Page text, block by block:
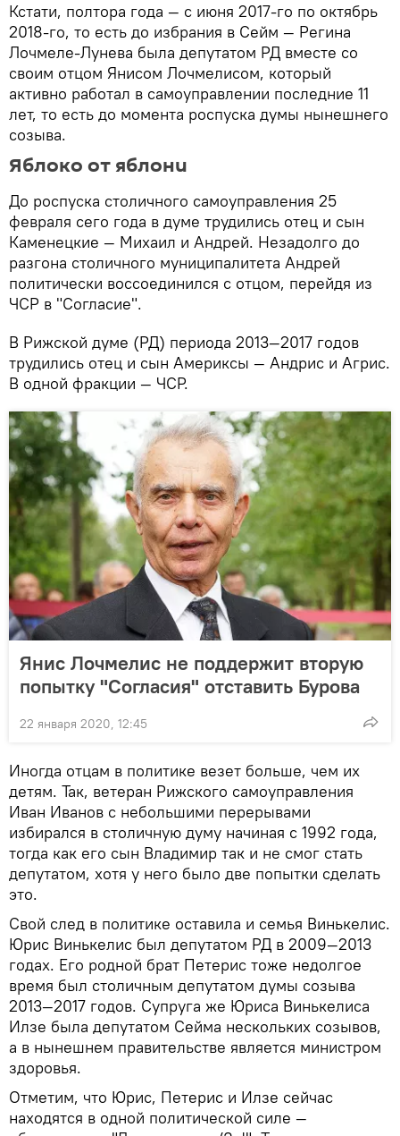
Кстати, полтора года — с июня 2017-го по октябрь
2018-го, то есть до избрания в Сейм — Регина
Лочмеле-Лунева была депутатом РД вместе со
своим отцом Янисом Лочмелисом, который
активно работал в самоуправлении последние 11
лет, то есть до момента роспуска думы нынешнего
созыва.
Яблоко от яблони
До роспуска столичного самоуправления 25
февраля сего года в думе трудились отец и сын
Каменецкие — Михаил и Андрей. Незадолго до
разгона столичного муниципалитета Андрей
политически воссоединился с отцом, перейдя из
ЧСР в "Согласие".
В Рижской думе (РД) периода 2013—2017 годов
трудились отец и сын Америксы — Андрис и Агрис.
В одной фракции — ЧСР.
Янис Лочмелис не поддержит вторую
попытку "Согласия" отставить Бурова
22 января 2020, 12:45
Иногда отцам в политике везет больше, чем их
детям. Так, ветеран Рижского самоуправления
Иван Иванов с небольшими перерывами
избирался в столичную думу начиная с 1992 года,
тогда как его сын Владимир так и не смог стать
депутатом, хотя у него было две попытки сделать
это.
Свой след в политике оставила и семья Винькелис.
Юрис Винькелис был депутатом РД в 2009—2013
годах. Его родной брат Петерис тоже недолгое
время был столичным депутатом думы созыва
2013—2017 годов. Супруга же Юриса Винькелиса
Илзе была депутатом Сейма нескольких созывов,
а в нынешнем правительстве является министром
здоровья.
Отметим, что Юрис, Петерис и Илзе сейчас
находятся в одной политической силе —